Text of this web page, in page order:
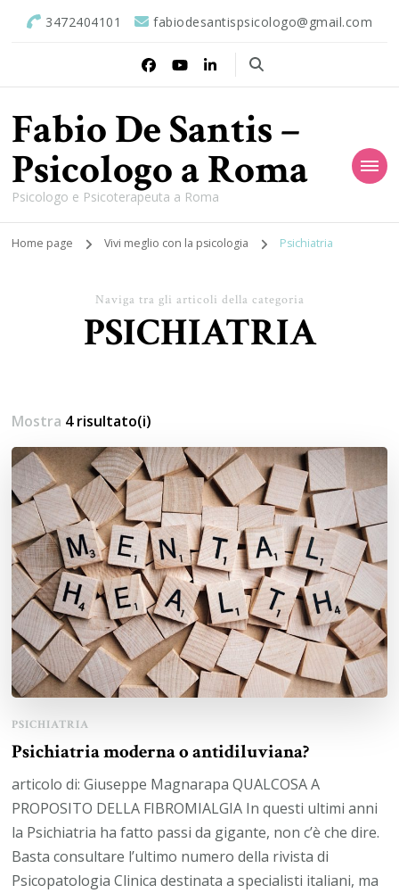
3472404101 fabiodesantispsicologo@gmail.com
Fabio De Santis –
Psicologo a Roma
Psicologo e Psicoterapeuta a Roma
Home page Vivi meglio con la psicologia Psichiatria
Naviga tra gli articoli della categoria
PSICHIATRIA
Mostra 4 risultato(i)
PSICHIATRIA
Psichiatria moderna o antidiluviana?
articolo di: Giuseppe Magnarapa QUALCOSA A
PROPOSITO DELLA FIBROMIALGIA In questi ultimi anni
la Psichiatria ha fatto passi da gigante, non c’è che dire.
Basta consultare l’ultimo numero della rivista di
Psicopatologia Clinica destinata a specialisti italiani, ma